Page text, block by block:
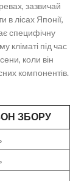
зазвичай
лісах Японії,
специфічну
кліматі під час
коли він
компонентів.
ЗБОРУ